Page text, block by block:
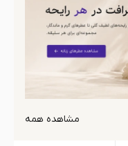
مشاهده همه